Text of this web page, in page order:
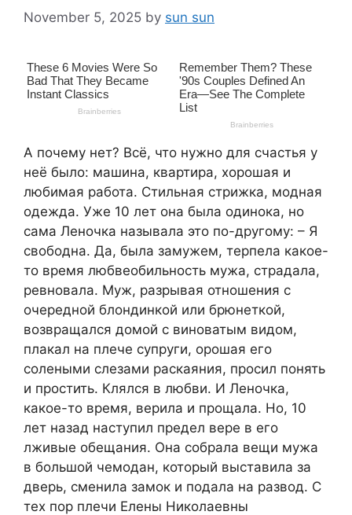
November 5, 2025 by sun sun
А почему нет? Всё, что нужно для счастья у
неё было: машина, квартира, хорошая и
любимая работа. Стильная стрижка, модная
одежда. Уже 10 лет она была одинока, но
сама Леночка называла это по-другому: – Я
свободна. Да, была замужем, терпела какое-
то время любвеобильность мужа, страдала,
ревновала. Муж, разрывая отношения с
очередной блондинкой или брюнеткой,
возвращался домой с виноватым видом,
плакал на плече супруги, орошая его
солеными слезами раскаяния, просил понять
и простить. Клялся в любви. И Леночка,
какое-то время, верила и прощала. Но, 10
лет назад наступил предел вере в его
лживые обещания. Она собрала вещи мужа
в большой чемодан, который выставила за
дверь, сменила замок и подала на развод. С
тех пор плечи Елены Николаевны